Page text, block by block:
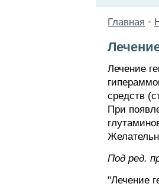
Главная •
Лечение
средств
При
Пoд peд.
"Лечение